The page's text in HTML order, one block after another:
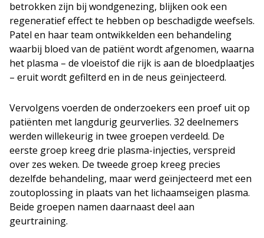
betrokken zijn bij wondgenezing, blijken ook een
regeneratief effect te hebben op beschadigde weefsels.
Patel en haar team ontwikkelden een behandeling
waarbij bloed van de patiënt wordt afgenomen, waarna
het plasma – de vloeistof die rijk is aan de bloedplaatjes
– eruit wordt gefilterd en in de neus geïnjecteerd.
Vervolgens voerden de onderzoekers een proef uit op
patiënten met langdurig geurverlies. 32 deelnemers
werden willekeurig in twee groepen verdeeld. De
eerste groep kreeg drie plasma-injecties, verspreid
over zes weken. De tweede groep kreeg precies
dezelfde behandeling, maar werd geïnjecteerd met een
zoutoplossing in plaats van het lichaamseigen plasma.
Beide groepen namen daarnaast deel aan
geurtraining.